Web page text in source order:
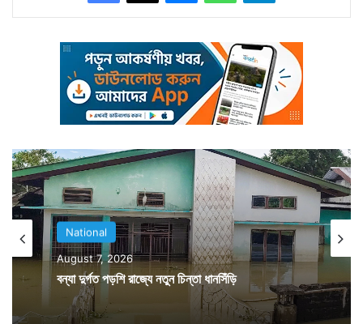
কোণায় কোণায় নিরাপত্তা বেষ্টনী বাড়ানো হয়েছে।
দিল্লির সরোজিনী নগর, লাজপত নদর, করোল বাগ, বেঙ্গলি মার্কেট,
National
August 7, 2026
বন্যা দুর্গত পড়শি রাজ্যে নতুন চিন্তা ধানসিঁড়ি